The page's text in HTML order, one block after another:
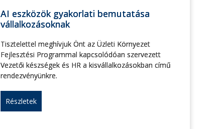
AI eszközök gyakorlati bemutatása
vállalkozásoknak
Tisztelettel meghívjuk Önt az Üzleti Környezet
Fejlesztési Programmal kapcsolódóan szervezett
Vezetői készségek és HR a kisvállalkozásokban című
rendezvényünkre.
Részletek